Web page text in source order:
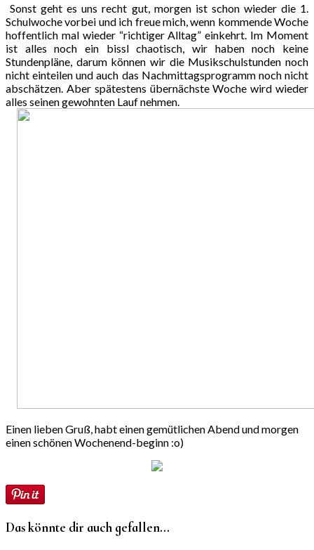
Sonst geht es uns recht gut, morgen ist schon wieder die 1.
Schulwoche vorbei und ich freue mich, wenn kommende Woche
hoffentlich mal wieder “richtiger Alltag” einkehrt. Im Moment
ist alles noch ein bissl chaotisch, wir haben noch keine
Stundenpläne, darum können wir die Musikschulstunden noch
nicht einteilen und auch das Nachmittagsprogramm noch nicht
abschätzen. Aber spätestens übernächste Woche wird wieder
alles seinen gewohnten Lauf nehmen.
Einen lieben Gruß, habt einen gemütlichen Abend und morgen
einen schönen Wochenend-beginn :o)
Das könnte dir auch gefallen...